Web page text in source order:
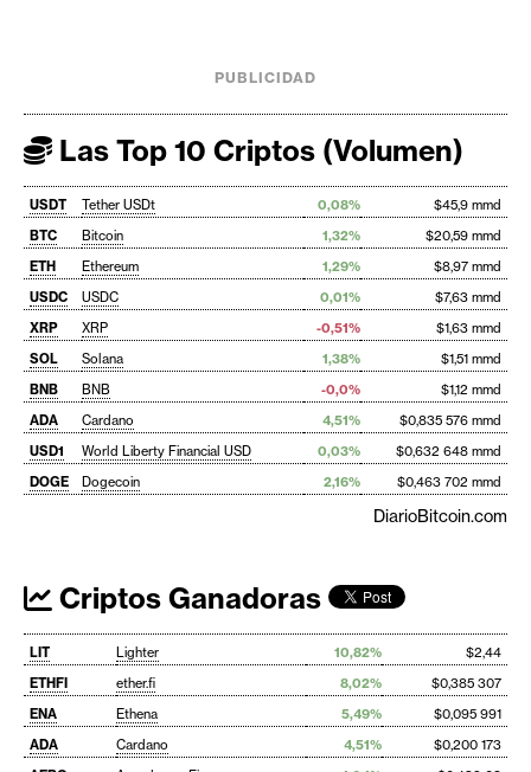
PUBLICIDAD
Las Top 10 Criptos (Volumen)
USDT Tether USDt 0,08%
$45,9 mmd
BTC
Bitcoin 1,32%
$20,59 mmd
ETH
Ethereum 1,29%
$8,97 mmd
USDC
USDC 0,01%
$7,63 mmd
XRP
XRP -0,51%
$1,63 mmd
SOL
Solana 1,38%
$1,51 mmd
BNB
BNB -0,0%
$1,12 mmd
ADA
Cardano 4,51%
$0,835 576 mmd
USD1
World Liberty Financial USD 0,03%
$0,632 648 mmd
DOGE
Dogecoin 2,16% $0,463 702 mmd
DiarioBitcoin.com
Criptos Ganadoras
LIT Lighter 10,82%
$2,44
ETHFI
ether.fi 8,02%
$0,385 307
ENA
Ethena 5,49%
$0,095 991
ADA
Cardano 4,51%
$0,200 173